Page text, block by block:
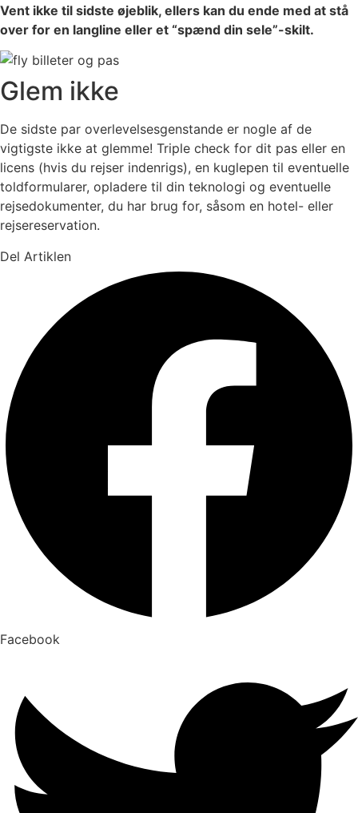
Vent ikke til sidste øjeblik, ellers kan du ende med at stå
over for en langline eller et “spænd din sele”-skilt.
Glem ikke
De sidste par overlevelsesgenstande er nogle af de
vigtigste ikke at glemme! Triple check for dit pas eller en
licens (hvis du rejser indenrigs), en kuglepen til eventuelle
toldformularer, opladere til din teknologi og eventuelle
rejsedokumenter, du har brug for, såsom en hotel- eller
rejsereservation.
Del Artiklen
Facebook